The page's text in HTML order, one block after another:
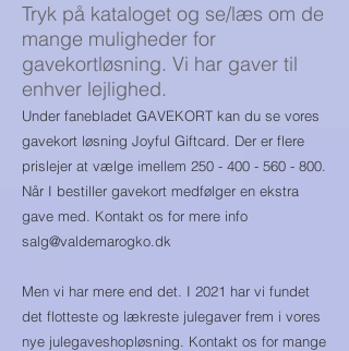
Tryk på kataloget og se/læs om de
mange muligheder for
gavekortløsning. Vi har gaver til
enhver lejlighed.
Under fanebladet GAVEKORT kan du se vores
gavekort løsning Joyful Giftcard. Der er flere
prislejer at vælge imellem 250 - 400 - 560 - 800
Når I bestiller gavekort medfølger en ekstra
gave med. Kontakt os for mere info
salg@valdemarogko.dk
Men vi har mere end det. I 2021 har vi fundet
det flotteste og lækreste julegaver frem i vores
nye julegaveshopløsning. Kontakt os for mange